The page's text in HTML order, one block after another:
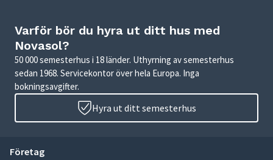
Varför bör du hyra ut ditt hus med
Novasol?
50 000 semesterhus i 18 länder. Uthyrning av semesterhus
sedan 1968. Servicekontor över hela Europa. Inga
bokningsavgifter.
Hyra ut ditt semesterhus
Företag